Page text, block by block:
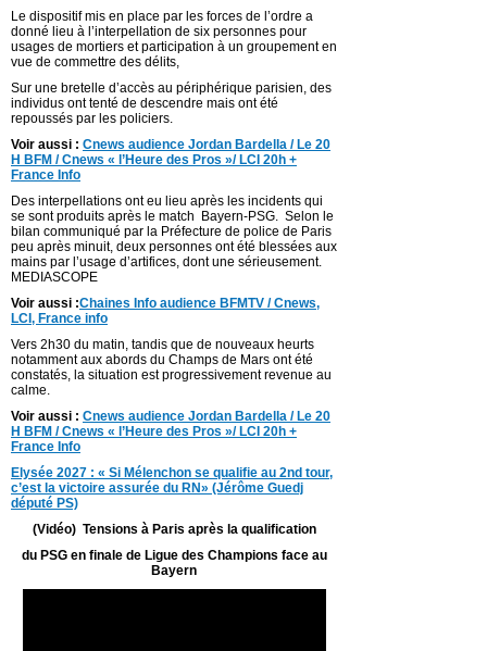
Le dispositif mis en place par les forces de l’ordre a
donné lieu à l’interpellation de six personnes pour
usages de mortiers et participation à un groupement en
vue de commettre des délits,
Sur une bretelle d’accès au périphérique parisien, des
individus ont tenté de descendre mais ont été
repoussés par les policiers.
Voir aussi : Cnews audience Jordan Bardella / Le 20
H BFM / Cnews « l’Heure des Pros »/ LCI 20h +
France Info
Des interpellations ont eu lieu après les incidents qui
se sont produits après le match Bayern-PSG. Selon le
bilan communiqué par la Préfecture de police de Paris
peu après minuit, deux personnes ont été blessées aux
mains par l’usage d’artifices, dont une sérieusement.
MEDIASCOPE
Voir aussi :Chaines Info audience BFMTV / Cnews,
LCI, France info
Vers 2h30 du matin, tandis que de nouveaux heurts
notamment aux abords du Champs de Mars ont été
constatés, la situation est progressivement revenue au
calme.
Voir aussi : Cnews audience Jordan Bardella / Le 20
H BFM / Cnews « l’Heure des Pros »/ LCI 20h +
France Info
Elysée 2027 : « Si Mélenchon se qualifie au 2nd tour,
c’est la victoire assurée du RN» (Jérôme Guedj
député PS)
(Vidéo) Tensions à Paris après la qualification
du PSG en finale de Ligue des Champions face au
Bayern